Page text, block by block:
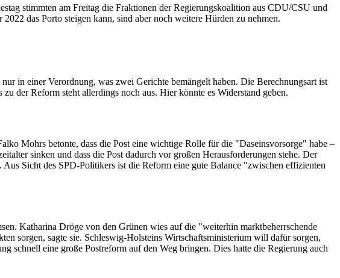
stimmten am Freitag die Fraktionen der Regierungskoalition aus CDU/CSU und
das Porto steigen kann, sind aber noch weitere Hürden zu nehmen.
in einer Verordnung, was zwei Gerichte bemängelt haben. Die Berechnungsart ist
der Reform steht allerdings noch aus. Hier könnte es Widerstand geben.
Mohrs betonte, dass die Post eine wichtige Rolle für die "Daseinsvorsorge" habe –
sinken und dass die Post dadurch vor großen Herausforderungen stehe. Der
Sicht des SPD-Politikers ist die Reform eine gute Balance "zwischen effizienten
Katharina Dröge von den Grünen wies auf die "weiterhin marktbeherrschende
sorgen, sagte sie. Schleswig-Holsteins Wirtschaftsministerium will dafür sorgen,
schnell eine große Postreform auf den Weg bringen. Dies hatte die Regierung auch